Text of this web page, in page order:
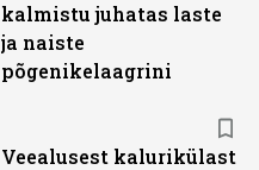
kalmistu juhatas laste
ja naiste
põgenikelaagrini
Veealusest kalurikülast